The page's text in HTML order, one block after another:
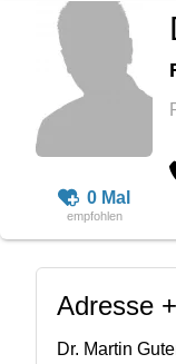
0 Mal
Adresse
Dr. Martin